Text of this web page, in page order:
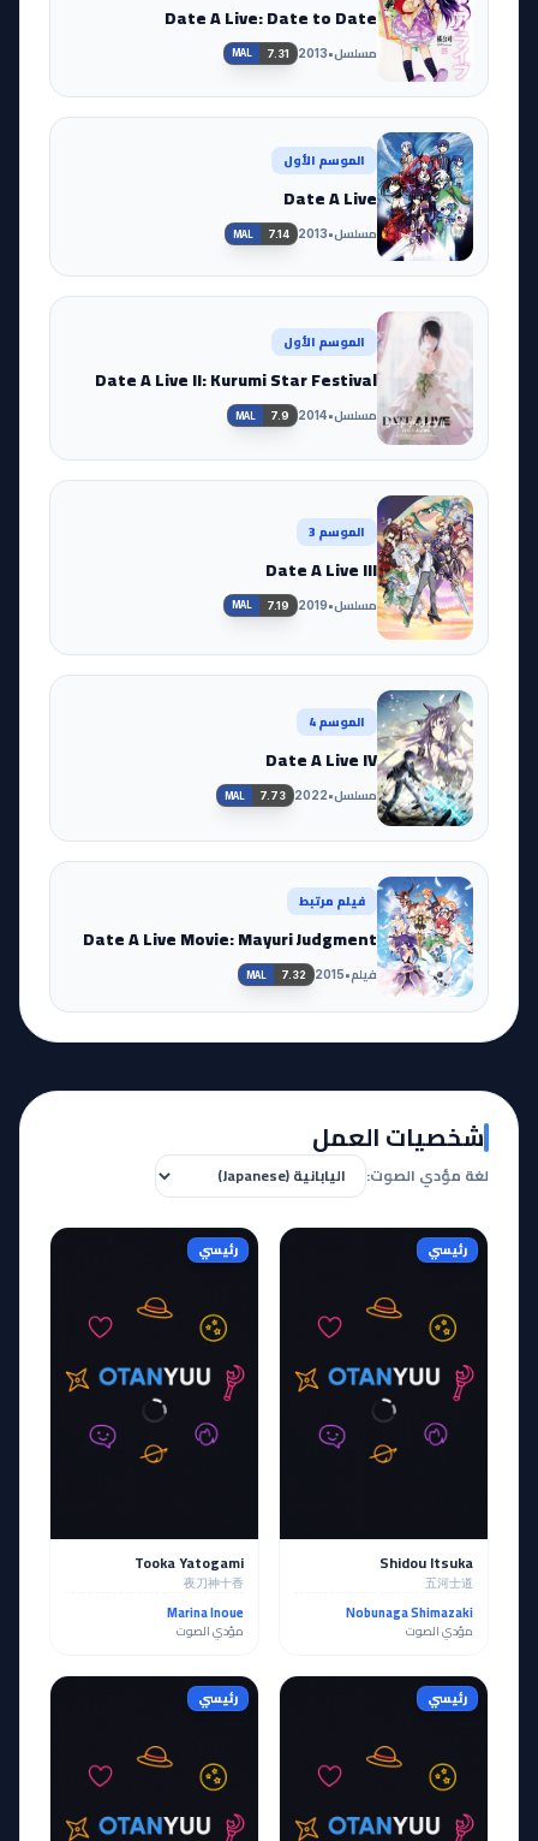
Date A Live: Date to Date
مسلسل•
2013
MAL 7.31
الموسم الأول
Date A Live
مسلسل•
2013
MAL 7.14
الموسم الأول
Date A Live II: Kurumi Star Festival
مسلسل•
2014
MAL 7.9
الموسم 3
Date A Live III
مسلسل•
2019
MAL 7.19
الموسم 4
Date A Live IV
مسلسل•
2022
MAL 7.73
فيلم مرتبط
Date A Live Movie: Mayuri Judgment
فيلم•
2015
MAL 7.32
شخصيات العمل
لغة مؤدي الصوت:
رئيسي
Shidou Itsuka
五河士道
Nobunaga Shimazaki
مؤدي الصوت
رئيسي
Tooka Yatogami
夜刀神十香
Marina Inoue
مؤدي الصوت
رئيسي رئيسي